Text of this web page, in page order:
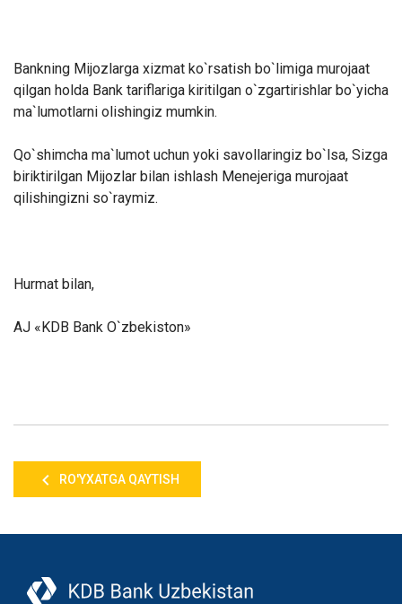
Bankning Mijozlarga xizmat ko`rsatish bo`limiga murojaat
qilgan holda Bank tariflariga kiritilgan o`zgartirishlar bo`yicha
ma`lumotlarni olishingiz mumkin.
Qo`shimcha ma`lumot uchun yoki savollaringiz bo`lsa, Sizga
biriktirilgan Mijozlar bilan ishlash Menejeriga murojaat
qilishingizni so`raymiz.
Hurmat bilan,
AJ «KDB Bank O`zbekiston»
RO'YXATGA QAYTISH